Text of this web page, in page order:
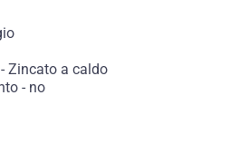
Zincato a caldo
- no